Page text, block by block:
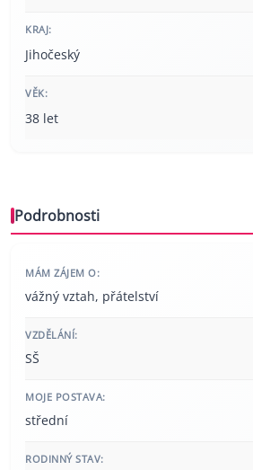
KRAJ:
Jihočeský
VĚK:
38 let
Podrobnosti
MÁM ZÁJEM O:
vážný vztah, přátelství
VZDĚLÁNÍ:
SŠ
MOJE POSTAVA:
střední
RODINNÝ STAV: